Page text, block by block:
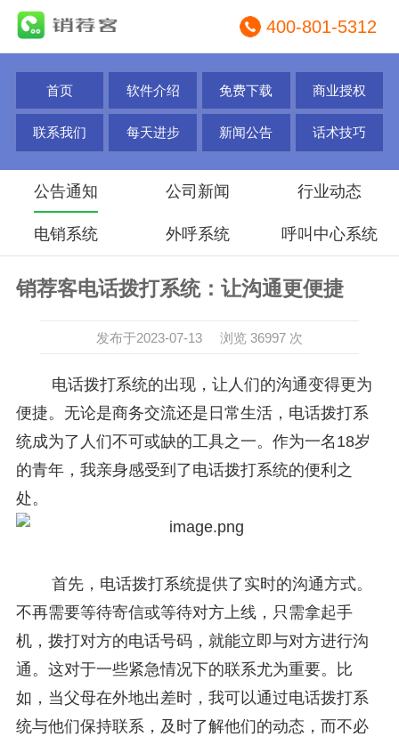
400-801-5312
首页 软件介绍 免费下载 商业授权
联系我们 每天进步 新闻公告 话术技巧
公告通知 公司新闻 行业动态
电销系统 外呼系统 呼叫中心系统
销荐客电话拨打系统：让沟通更便捷
发布于2023-07-13 浏览 36997 次
电话拨打系统的出现，让人们的沟通变得更为
便捷。无论是商务交流还是日常生活，电话拨打系
统成为了人们不可或缺的工具之一。作为一名18岁
的青年，我亲身感受到了电话拨打系统的便利之
处。
首先，电话拨打系统提供了实时的沟通方式。
不再需要等待寄信或等待对方上线，只需拿起手
机，拨打对方的电话号码，就能立即与对方进行沟
通。这对于一些紧急情况下的联系尤为重要。比
如，当父母在外地出差时，我可以通过电话拨打系
统与他们保持联系，及时了解他们的动态，而不必